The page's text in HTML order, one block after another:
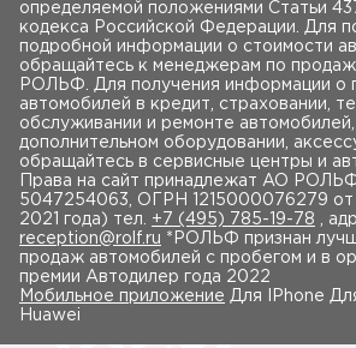
определяемой положениями Статьи
кодекса Российской Федерации. Для
подробной информации о стоимости
обращайтесь к менеджерам по
РОЛЬФ. Для получения информации о
автомобилей в кредит, страховании,
обслуживании и ремонте автомобилей,
дополнительном оборудовании,
обращайтесь в сервисные центры и
Права на сайт принадлежат AO
5047254063, ОГРН 1215000076279 от
2021 года) тел. +7 (495) 785-19-78 ,
reception@rolf.ru *РОЛЬФ признан
продаж автомобилей с пробегом и в
премии Автодилер года 2022
Мобильное приложение Для IPhone
Huawei